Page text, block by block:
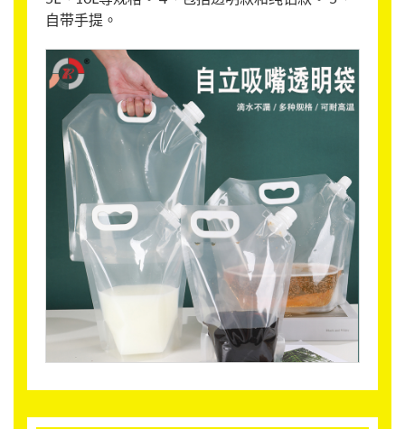
自带手提。